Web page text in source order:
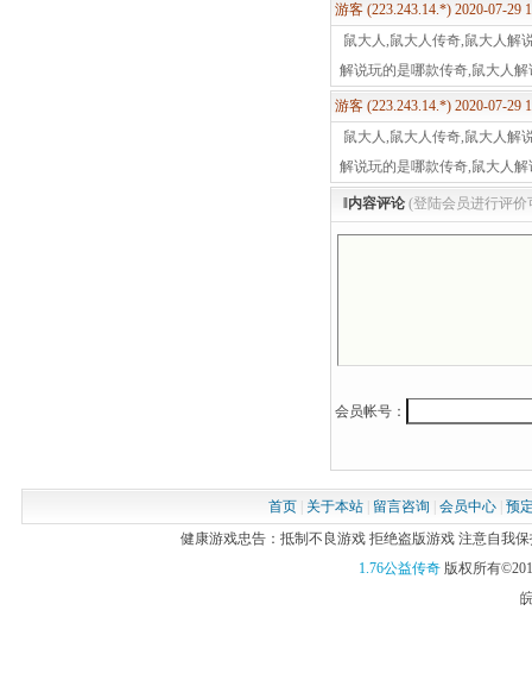
游客 (223.243.14.*) 2020-07-29
鼠大人,鼠大人传奇,鼠大人解
解说玩的是哪款传奇,鼠大人
游客 (223.243.14.*) 2020-07-29
鼠大人,鼠大人传奇,鼠大人解
解说玩的是哪款传奇,鼠大人
‖内容评论 (登陆会员进行评价
会员帐号：
首页| 关于本站| 留言咨询 会员中心| 预
健康游戏忠告：抵制不良游戏 拒绝盗版游戏 注意自我
1.76公益传奇版权所有